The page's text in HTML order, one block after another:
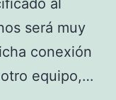
al
será muy
conexión
equipo,…